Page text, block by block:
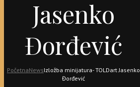
Jasenko
Đorđević
PočetnaNewsIzložba minijatura- TOLDart Jasenko
Đorđević